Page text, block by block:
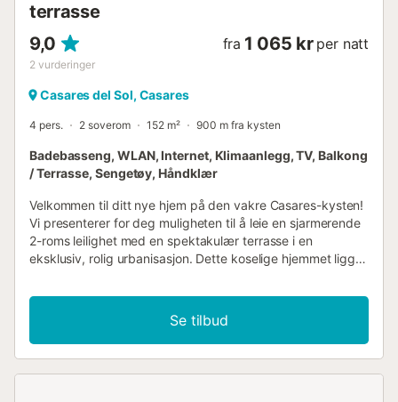
terrasse
9,0
2 vurderinger
fra 1 065 kr per natt
Casares del Sol, Casares
4 pers. 2 soverom 152 m² 900 m fra kysten
Badebasseng, WLAN, Internet, Klimaanlegg, TV, Balkong
/ Terrasse, Sengetøy, Håndklær
Velkommen til ditt nye hjem på den vakre Casares-kysten!
Vi presenterer for deg muligheten til å leie en sjarmerende
2-roms leilighet med en spektakulær terrasse i en
eksklusiv, rolig urbanisasjon. Dette koselige hjemmet ligger
den populære Chiringuito La Sal, hvor du kan nyte sol,
sand og kulinariske gleder. Ikke glem å utforske stranden,
som har det berømte Saltårnet, et historisk symbol som gir
sjarm til dette fantastiske stedet. Eller ta en spasertur
Se tilbud